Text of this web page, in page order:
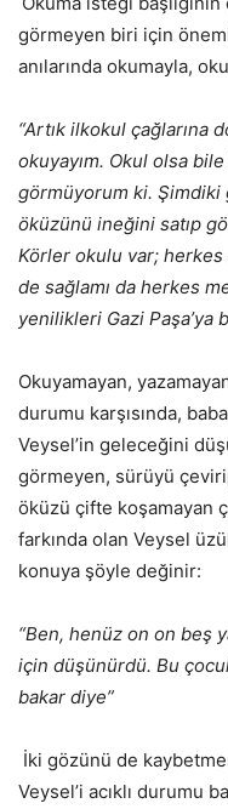
görmeyen biri için
anılarında okumayla,
“Artık ilkokul çağlarına
okuyayım. Okul olsa
görmüyorum ki.
öküzünü ineğini satıp
Körler okulu var;
de sağlamı da herkes
yenilikleri Gazi Paşa’ya
Okuyamayan,
durumu karşısında,
Veysel’in geleceğini
görmeyen, sürüyü
öküzü çifte koşamayan
farkında olan Veysel
konuya şöyle değinir:
“Ben, henüz on on beş
için düşünürdü. Bu
bakar diye”
İki gözünü de
Veysel’i acıklı durumu